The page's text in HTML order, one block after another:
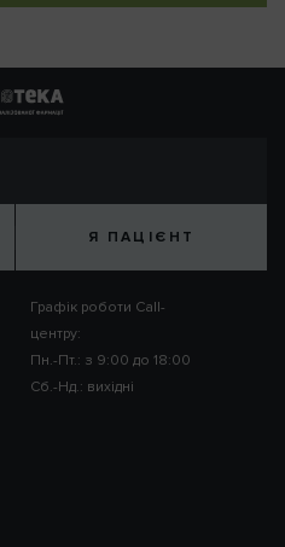
Я ПАЦІЄНТ
Графік роботи Call-
центру:
Пн.-Пт.: з 9:00 до 18:00
Сб.-Нд.: вихідні